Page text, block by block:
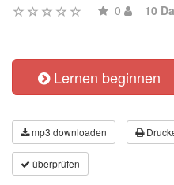
0 10
Lernen beginnen
mp3 downloaden
überprüfen